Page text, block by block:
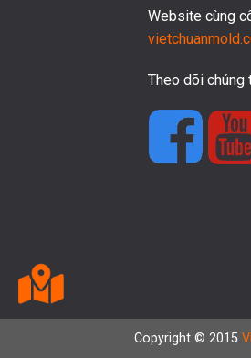
Website cùng
Theo dõi chúng
Copyright © 2015